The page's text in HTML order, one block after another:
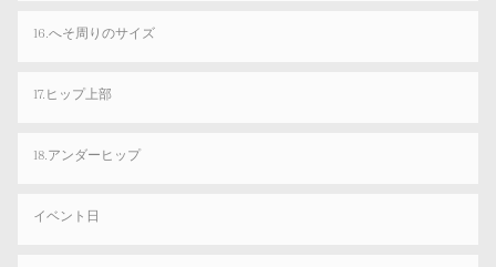
16.へそ周りのサイズ
17.ヒップ上部
18.アンダーヒップ
イベント日